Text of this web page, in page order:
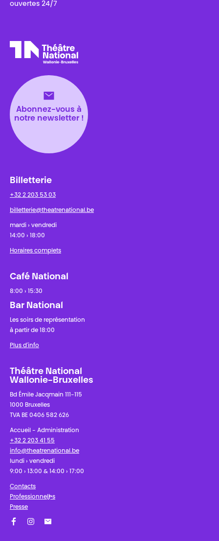
ouvertes 24/7
Abonnez-vous à
notre newsletter !
Billetterie
+32 2 203 53 03
billetterie@theatrenational.be
mardi › vendredi
14:00 › 18:00
Horaires complets
Café National
8:00 › 15:30
Bar National
Les soirs de représentation
à partir de 18:00
Plus d'info
Théâtre National
Wallonie-Bruxelles
Bd Émile Jacqmain 111-115
1000 Bruxelles
TVA BE 0406 582 626
Accueil - Administration
+32 2 203 41 55
info@theatrenational.be
lundi › vendredi
9:00 › 13:00 & 14:00 › 17:00
Contacts
Professionnel·les
Presse